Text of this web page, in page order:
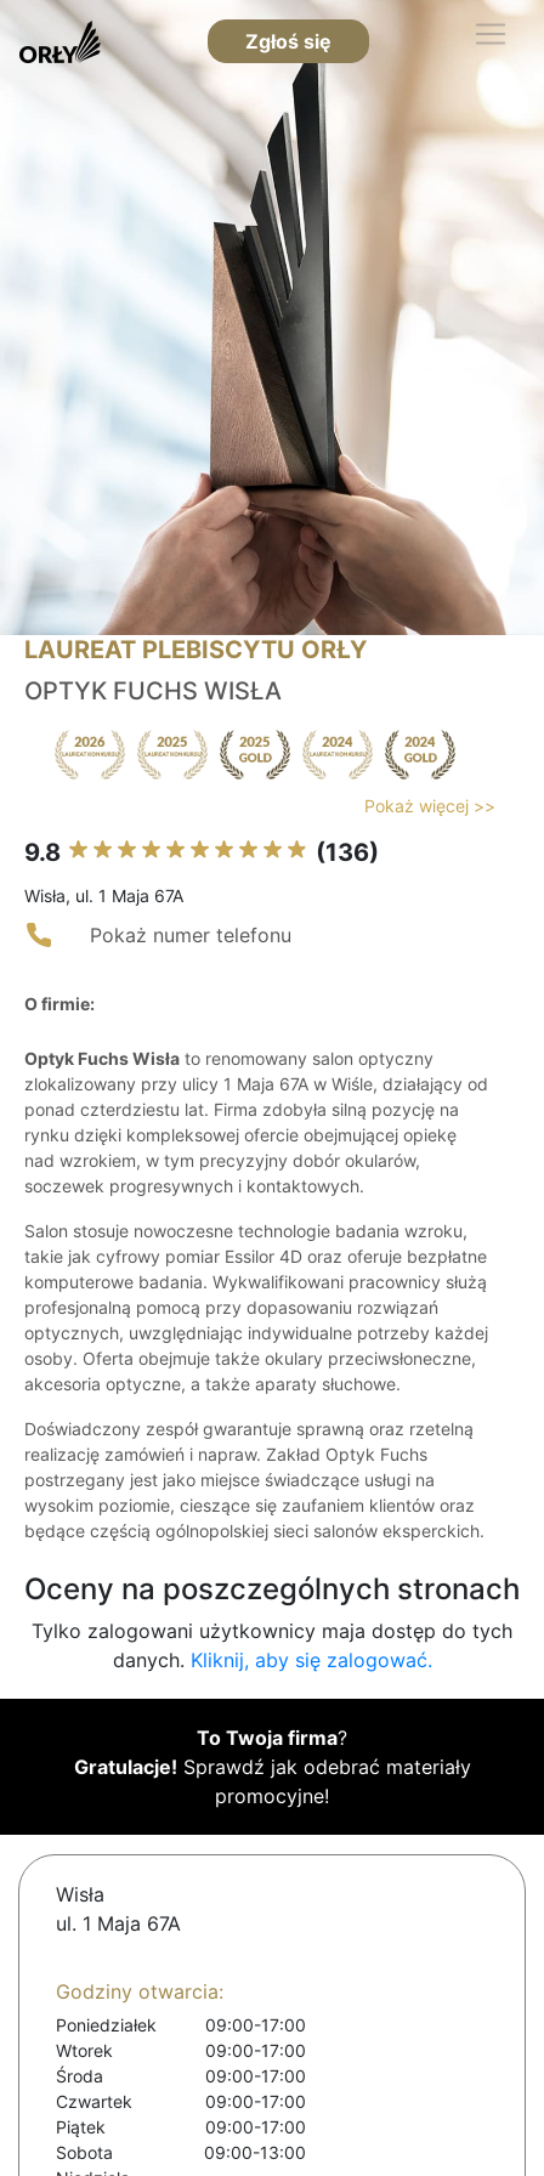
Zgłoś się
LAUREAT PLEBISCYTU ORŁY
OPTYK FUCHS WISŁA
Pokaż więcej >>
9.8 (136)
Wisła, ul. 1 Maja 67A
Pokaż numer telefonu
O firmie:
Optyk Fuchs Wisła to renomowany salon optyczny
zlokalizowany przy ulicy 1 Maja 67A w Wiśle, działający od
ponad czterdziestu lat. Firma zdobyła silną pozycję na
rynku dzięki kompleksowej ofercie obejmującej opiekę
nad wzrokiem, w tym precyzyjny dobór okularów,
soczewek progresywnych i kontaktowych.
Salon stosuje nowoczesne technologie badania wzroku,
takie jak cyfrowy pomiar Essilor 4D oraz oferuje bezpłatne
komputerowe badania. Wykwalifikowani pracownicy służą
profesjonalną pomocą przy dopasowaniu rozwiązań
optycznych, uwzględniając indywidualne potrzeby każdej
osoby. Oferta obejmuje także okulary przeciwsłoneczne,
akcesoria optyczne, a także aparaty słuchowe.
Doświadczony zespół gwarantuje sprawną oraz rzetelną
realizację zamówień i napraw. Zakład Optyk Fuchs
postrzegany jest jako miejsce świadczące usługi na
wysokim poziomie, cieszące się zaufaniem klientów oraz
będące częścią ogólnopolskiej sieci salonów eksperckich.
Oceny na poszczególnych stronach
Tylko zalogowani użytkownicy maja dostęp do tych
danych. Kliknij, aby się zalogować.
To Twoja firma?
Gratulacje! Sprawdź jak odebrać materiały
promocyjne!
Wisła
ul. 1 Maja 67A
Godziny otwarcia:
Poniedziałek
09:00-17:00
Wtorek
09:00-17:00
Środa
09:00-17:00
Czwartek
09:00-17:00
Piątek
09:00-17:00
Sobota
09:00-13:00